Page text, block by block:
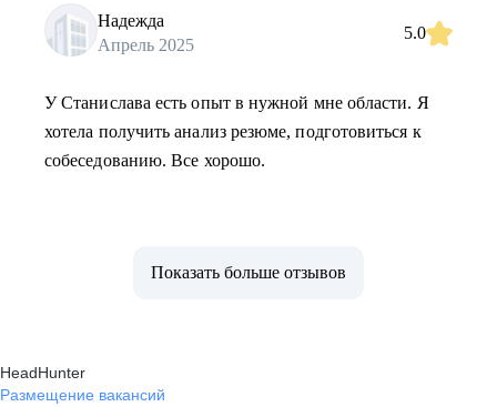
Надежда
Апрель 2025
5.0
У Станислава есть опыт в нужной мне области. Я
хотела получить анализ резюме, подготовиться к
собеседованию. Все хорошо.
Показать больше отзывов
HeadHunter
Размещение вакансий